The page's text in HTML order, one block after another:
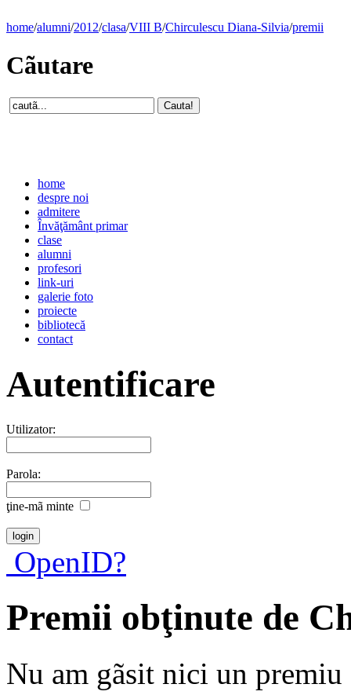
home/alumni/2012/clasa/VIII B/Chirculescu Diana-Silvia/premii
Cãutare
home
despre noi
admitere
Învăţământ primar
clase
alumni
profesori
link-uri
galerie foto
proiecte
bibliotecă
contact
Autentificare
Utilizator:
Parola:
ţine-mã minte
OpenID?
Premii obţinute de
Nu am gãsit nici un premiu